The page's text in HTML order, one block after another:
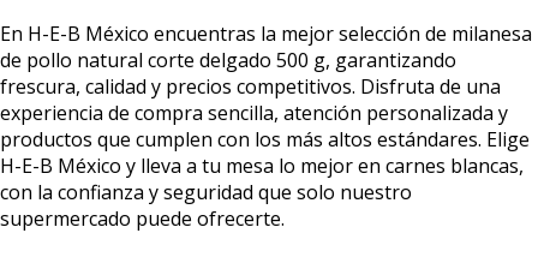
En H-E-B México encuentras la mejor selección de milanesa
de pollo natural corte delgado 500 g, garantizando
frescura, calidad y precios competitivos. Disfruta de una
experiencia de compra sencilla, atención personalizada y
productos que cumplen con los más altos estándares. Elige
H-E-B México y lleva a tu mesa lo mejor en carnes blancas,
con la confianza y seguridad que solo nuestro
supermercado puede ofrecerte.